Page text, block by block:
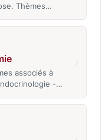
Thèmes…
associés à
-…